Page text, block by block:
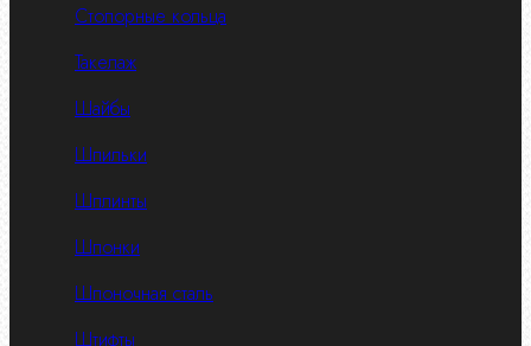
Стопорные кольца
Такелаж
Шайбы
Шпильки
Шплинты
Шпонки
Шпоночная сталь
Штифты